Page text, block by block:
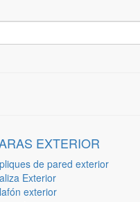
EXTERIOR
de pared exterior
Exterior
exterior